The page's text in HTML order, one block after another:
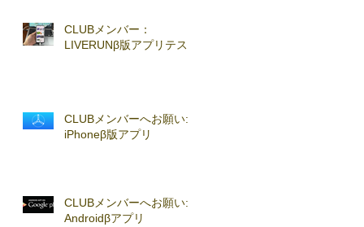
CLUBメンバー：
LIVERUNβ版アプリテスト
CLUBメンバーへお願い:
iPhoneβ版アプリ
CLUBメンバーへお願い:
Androidβアプリ